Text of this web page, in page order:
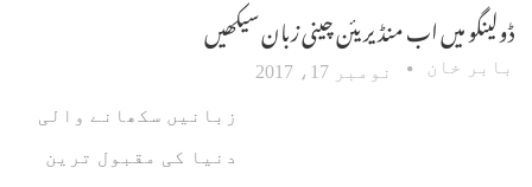
ڈولینگو میں اب منڈیریئن چینی زبان سیکھیں
بابر خان نومبر 17، 2017
زبانیں سکھانے والی
دنیا کی مقبول ترین